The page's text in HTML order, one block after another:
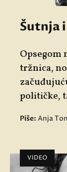
Šutnja
Opsegom
tržnica,
političke,
Piše: Anja
VIDEO